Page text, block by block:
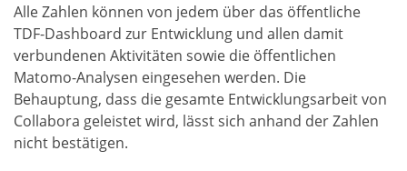
Alle Zahlen können von jedem über das öffentliche
TDF-Dashboard zur Entwicklung und allen damit
verbundenen Aktivitäten sowie die öffentlichen
Matomo-Analysen eingesehen werden. Die
Behauptung, dass die gesamte Entwicklungsarbeit von
Collabora geleistet wird, lässt sich anhand der Zahlen
nicht bestätigen.